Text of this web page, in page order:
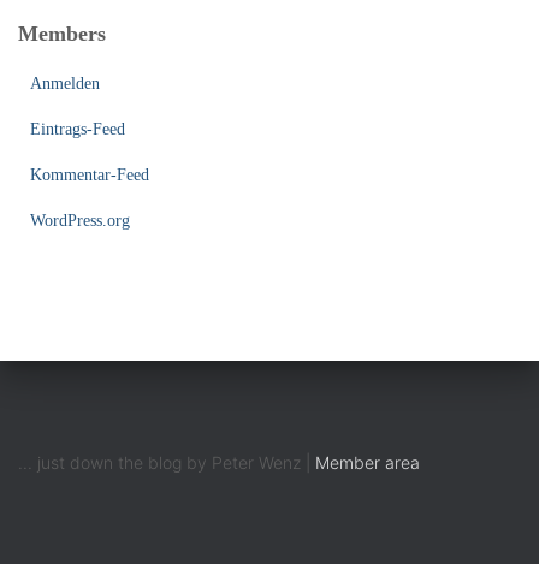
Members
Anmelden
Eintrags-Feed
Kommentar-Feed
WordPress.org
... just down the blog by Peter Wenz | Member area